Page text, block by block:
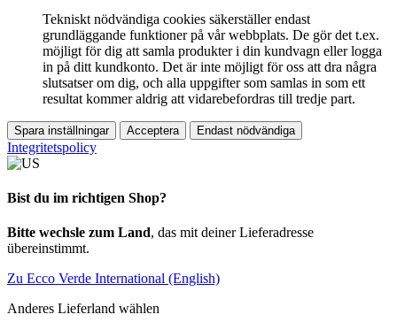
Tekniskt nödvändiga cookies säkerställer endast
grundläggande funktioner på vår webbplats. De gör det t.ex.
möjligt för dig att samla produkter i din kundvagn eller logga
in på ditt kundkonto. Det är inte möjligt för oss att dra några
slutsatser om dig, och alla uppgifter som samlas in som ett
resultat kommer aldrig att vidarebefordras till tredje part.
Spara inställningar Acceptera Endast nödvändiga
Integritetspolicy
Bist du im richtigen Shop?
Bitte wechsle zum Land, das mit deiner Lieferadresse
übereinstimmt.
Zu Ecco Verde International (English)
Anderes Lieferland wählen